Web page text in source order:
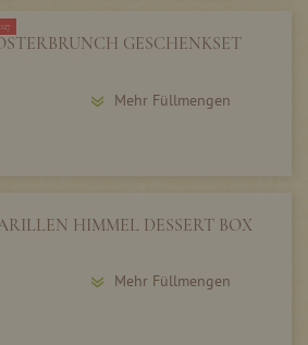
GESCHENKSET
Mehr Füllmengen
HIMMEL DESSERT BOX
Mehr Füllmengen